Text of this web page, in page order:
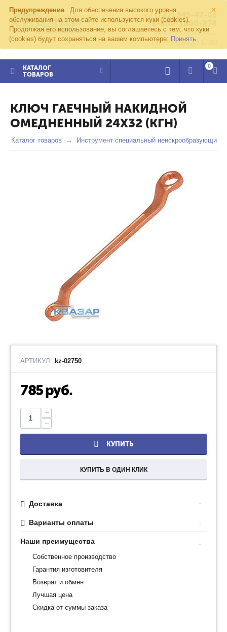
×
Предупреждение
Для обеспечения высокого уровня
обслуживания на этом сайте используются куки (cookies).
Продолжая его использование, вы соглашаетесь с тем, что куки
(cookies) будут сохраняться на вашем компьютере: Принять
+7 (727) 345-47-03
8-800-1000-274
kvazar91@yandex.ru
Пн-пт с 8:00 до 17:00
КАТАЛОГ
ТОВАРОВ
0
КЛЮЧ ГАЕЧНЫЙ НАКИДНОЙ
ОМЕДНЕННЫЙ 24Х32 (КГН)
Каталог товаров Инструмент специальный неискрообразующий
АРТИКУЛ: kz-02750
785руб.
+
−
КУПИТЬ
КУПИТЬ В ОДИН КЛИК
Доставка
Варианты оплаты
Наши преимущества
Собственное производство
Гарантия изготовителя
Возврат и обмен
Лучшая цена
Скидка от суммы заказа